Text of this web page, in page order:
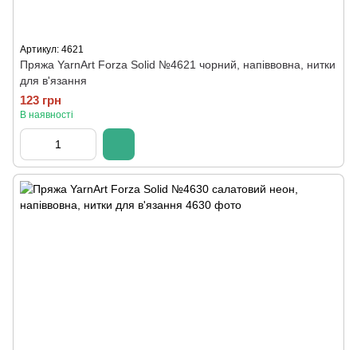
Артикул: 4621
Пряжа YarnArt Forza Solid №4621 чорний, напіввовна, нитки
для в'язання
123 грн
В наявності